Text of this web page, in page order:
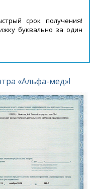
срок получения!
буквально за один
«Альфа-мед»!